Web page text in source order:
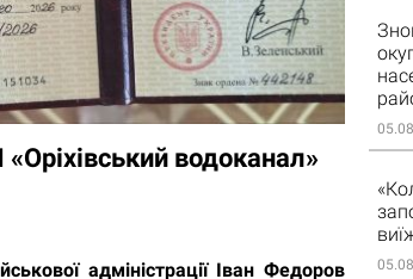
водоканал»
адміністрації Іван Федоров